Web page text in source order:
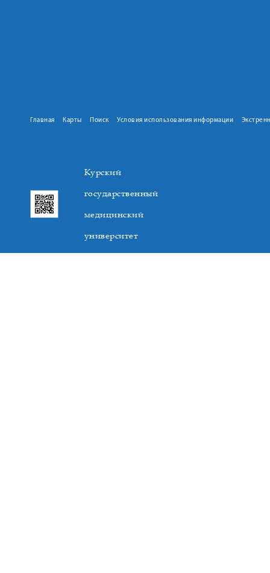
Главная Карты Поиск Условия использования информации
Курский
государственный
медицинский
университет